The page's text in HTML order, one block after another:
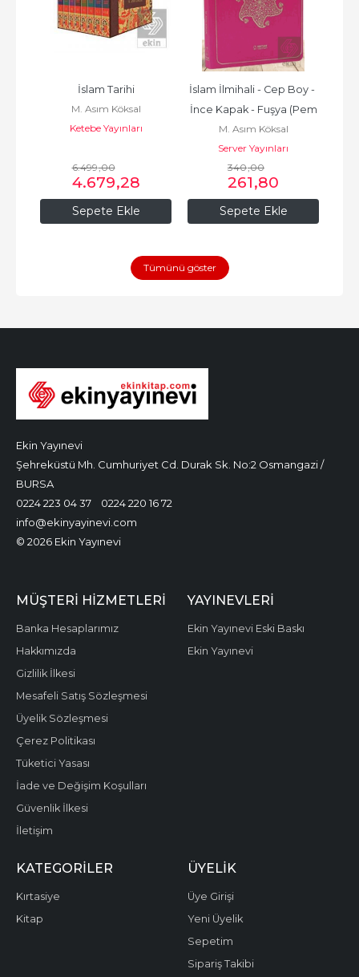
Sepete Ekle
İslam Tarihi
M. Asım Köksal
Ketebe Yayınları
6.499,00
4.679,28
Sepete Ekle
İslam İlmihali - Cep Boy -
İnce Kapak - Fuşya (Pem
M. Asım Köksal
Server Yayınları
340,00
261,80
Tümünü göster
Ekin Yayınevi
Şehreküstü Mh. Cumhuriyet Cd. Durak Sk. No:2 Osmangazi /
BURSA
0224 223 04 37
0224 220 16 72
info@ekinyayinevi.com
© 2026 Ekin Yayınevi
MÜŞTERI HIZMETLERI
Banka Hesaplarımız
Hakkımızda
Gizlilik İlkesi
Mesafeli Satış Sözleşmesi
Üyelik Sözleşmesi
Çerez Politikası
Tüketici Yasası
İade ve Değişim Koşulları
Güvenlik İlkesi
İletişim
YAYINEVLERI
Ekin Yayınevi Eski Baskı
Ekin Yayınevi
KATEGORILER
Kırtasiye
Kitap
ÜYELIK
Üye Girişi
Yeni Üyelik
Sepetim
Sipariş Takibi